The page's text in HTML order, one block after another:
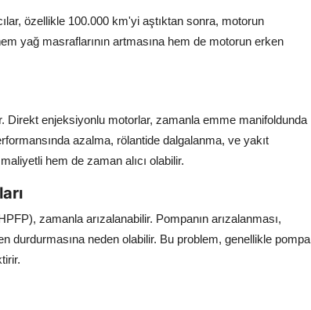
özellikle 100.000 km'yi aştıktan sonra, motorun
yağ masraflarının artmasına hem de motorun erken
Direkt enjeksiyonlu motorlar, zamanla emme manifoldunda
azalma, rölantide dalgalanma, ve yakıt
hem de zaman alıcı olabilir.
zamanla arızalanabilir. Pompanın arızalanması,
durdurmasına neden olabilir. Bu problem, genellikle pompa